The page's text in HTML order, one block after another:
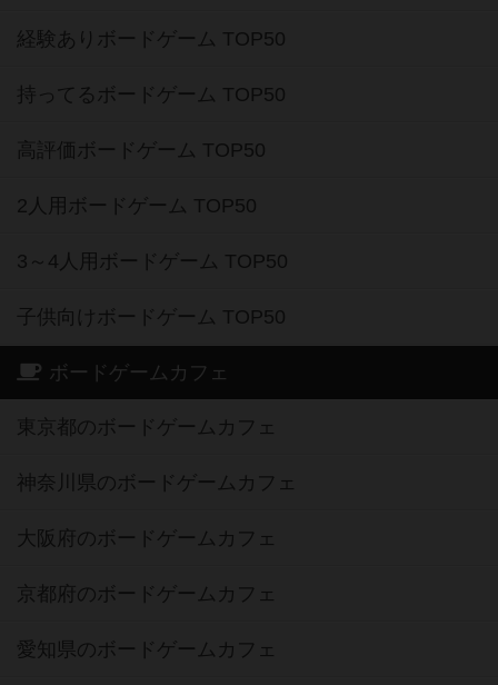
経験ありボードゲーム TOP50
持ってるボードゲーム TOP50
高評価ボードゲーム TOP50
2人用ボードゲーム TOP50
3～4人用ボードゲーム TOP50
子供向けボードゲーム TOP50
ボードゲームカフェ
東京都のボードゲームカフェ
神奈川県のボードゲームカフェ
大阪府のボードゲームカフェ
京都府のボードゲームカフェ
愛知県のボードゲームカフェ